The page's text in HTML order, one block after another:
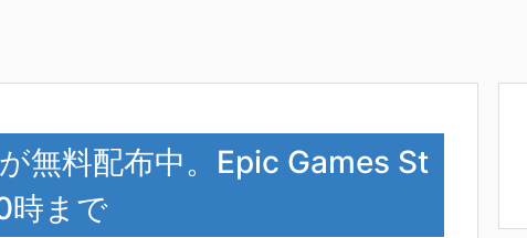
無料配布中。Epic Games St
時まで